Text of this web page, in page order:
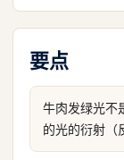
要点
牛肉发绿光不
的光的衍射（